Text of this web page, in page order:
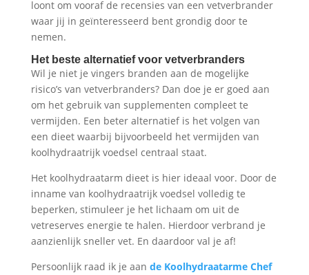
loont om vooraf de recensies van een vetverbrander
waar jij in geïnteresseerd bent grondig door te
nemen.
Het beste alternatief voor vetverbranders
Wil je niet je vingers branden aan de mogelijke
risico’s van vetverbranders? Dan doe je er goed aan
om het gebruik van supplementen compleet te
vermijden. Een beter alternatief is het volgen van
een dieet waarbij bijvoorbeeld het vermijden van
koolhydraatrijk voedsel centraal staat.
Het koolhydraatarm dieet is hier ideaal voor. Door de
inname van koolhydraatrijk voedsel volledig te
beperken, stimuleer je het lichaam om uit de
vetreserves energie te halen. Hierdoor verbrand je
aanzienlijk sneller vet. En daardoor val je af!
Persoonlijk raad ik je aan de Koolhydraatarme Chef